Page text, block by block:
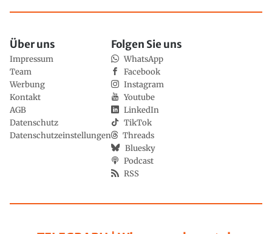
Über uns
Impressum
Team
Werbung
Kontakt
AGB
Datenschutz
Datenschutzeinstellungen
Folgen Sie uns
WhatsApp
Facebook
Instagram
Youtube
LinkedIn
TikTok
Threads
Bluesky
Podcast
RSS